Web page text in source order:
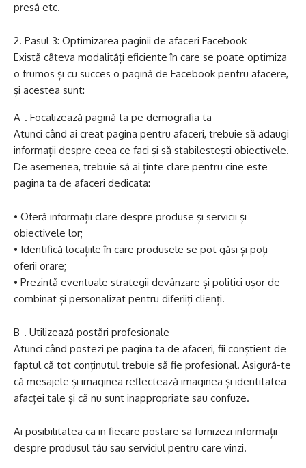
presă etc.
Pasul 3: Optimizarea paginii de afaceri Facebook
Există câteva modalități eficiente în care se poate optimiza
o frumos și cu succes o pagină de Facebook pentru afacere,
și acestea sunt:
A-. Focalizează pagină ta pe demografia ta
Atunci când ai creat pagina pentru afaceri, trebuie să adaugi
informații despre ceea ce faci și să stabilestești obiectivele.
De asemenea, trebuie să ai ținte clare pentru cine este
pagina ta de afaceri dedicata:
• Oferă informații clare despre produse și servicii și
obiectivele lor;
• Identifică locațiile în care produsele se pot găsi și poți
oferii orare;
• Prezintă eventuale strategii devânzare și politici ușor de
combinat și personalizat pentru diferiiți clienți.
B-. Utilizează postări profesionale
Atunci când postezi pe pagina ta de afaceri, fii conștient de
faptul că tot conținutul trebuie să fie profesional. Asigură-te
că mesajele și imaginea reflectează imaginea și identitatea
afacței tale și că nu sunt inappropriate sau confuze.
Ai posibilitatea ca in fiecare postare sa furnizezi informații
despre produsul tău sau serviciul pentru care vinzi.